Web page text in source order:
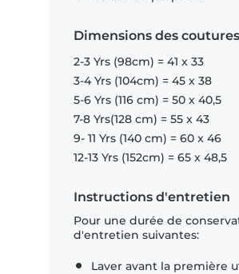
Dimensions des
2-3 Yrs (98cm) = 41 x 33
3-4 Yrs (104cm) = 45 x 38
5-6 Yrs (116 cm) = 50 x 40,5
7-8 Yrs(128 cm) = 55 x 43
9- 11 Yrs (140 cm) = 60 x 46
12-13 Yrs (152cm) = 65 x 48,5
Instructions d'entretien
Pour une durée de
d'entretien suivantes:
Laver avant la première